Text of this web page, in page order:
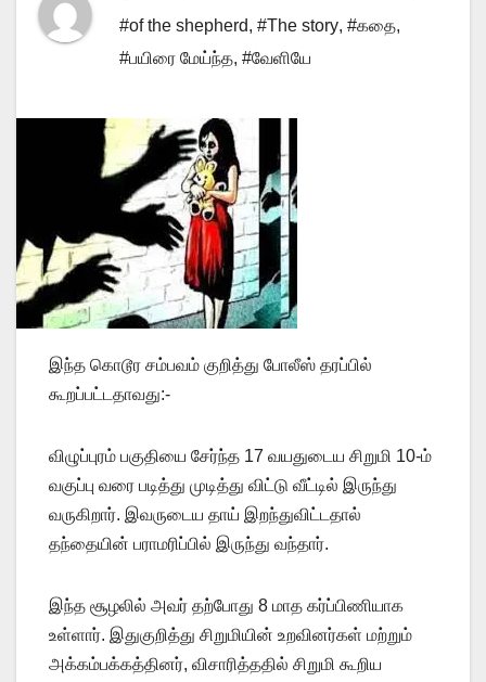
#of the shepherd, #The story, #கதை,
#பயிரை மேய்ந்த, #வேளியே
இந்த கொடூர சம்பவம் குறித்து போலீஸ் தரப்பில்
கூறப்பட்டதாவது:-
விழுப்புரம் பகுதியை சேர்ந்த 17 வயதுடைய சிறுமி 10-ம்
வகுப்பு வரை படித்து முடித்து விட்டு வீட்டில் இருந்து
வருகிறார். இவருடைய தாய் இறந்துவிட்டதால்
தந்தையின் பராமரிப்பில் இருந்து வந்தார்.
இந்த சூழலில் அவர் தற்போது 8 மாத கர்ப்பிணியாக
உள்ளார். இதுகுறித்து சிறுமியின் உறவினர்கள் மற்றும்
அக்கம்பக்கத்தினர், விசாரித்ததில் சிறுமி கூறிய